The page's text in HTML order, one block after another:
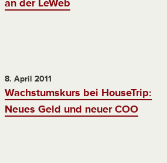
an der LeWeb
8. April 2011
Wachstumskurs bei HouseTrip:
Neues Geld und neuer COO